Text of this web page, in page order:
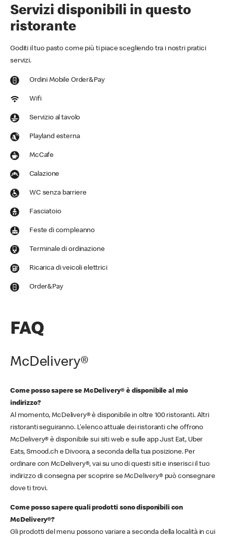
Servizi disponibili in questo
ristorante
Goditi il tuo pasto come più ti piace scegliendo tra i nostri pratici
servizi.
Ordini Mobile Order&Pay
Wifi
Servizio al tavolo
Playland esterna
McCafe
Calazione
WC senza barriere
Fasciatoio
Feste di compleanno
Terminale di ordinazione
Ricarica di veicoli elettrici
Order&Pay
FAQ
McDelivery®
Come posso sapere se McDelivery® è disponibile al mio
indirizzo?
Al momento, McDelivery® è disponibile in oltre 100 ristoranti. Altri
ristoranti seguiranno. L'elenco attuale dei ristoranti che offrono
McDelivery® è disponibile sui siti web e sulle app Just Eat, Uber
Eats, Smood.ch e Divoora, a seconda della tua posizione. Per
ordinare con McDelivery®, vai su uno di questi siti e inserisci il tuo
indirizzo di consegna per scoprire se McDelivery® può consegnare
dove ti trovi.
Come posso sapere quali prodotti sono disponibili con
McDelivery®?
Gli prodotti del menu possono variare a seconda della località in cui